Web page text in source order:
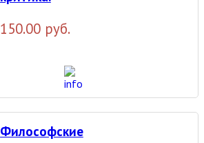
150.00 руб.
Философские